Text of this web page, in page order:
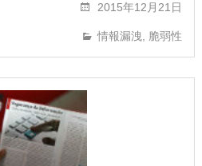
2015年12月21日
情報漏洩 脆弱性